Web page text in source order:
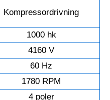
Kompressordrivning
1000 hk
4160 V
60 Hz
1780 RPM
4 poler